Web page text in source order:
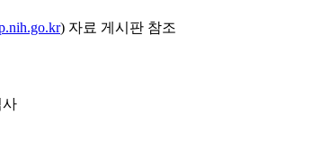
) 자료 게시판 참조
사